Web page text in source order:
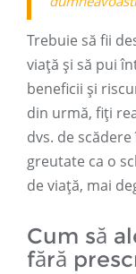
Trebuie să fii
viață și să pui
beneficii și
din urmă, fiți
dvs. de
greutate ca o
de viață, mai
Cum să
fără